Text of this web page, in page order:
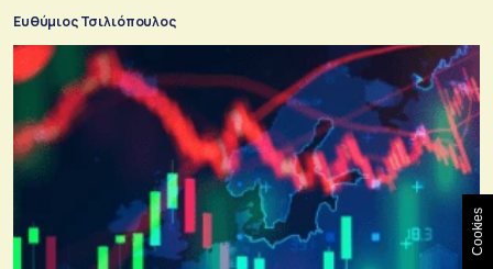
Ευθύμιος Τσιλιόπουλος
Cookies